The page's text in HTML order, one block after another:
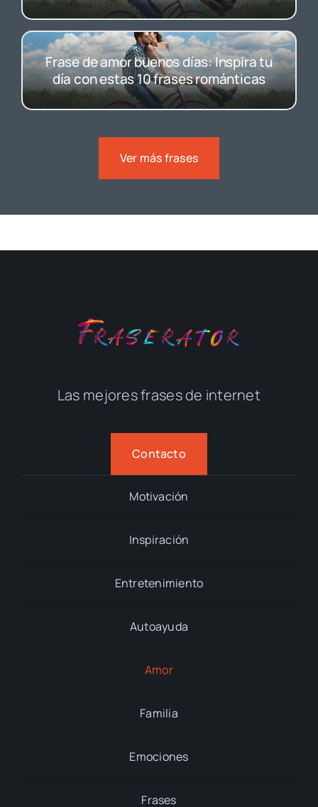
Frase de amor buenos días: Inspira tu
día con estas 10 frases románticas
Ver más frases
Las mejores frases de internet
Contacto
Motivación
Inspiración
Entretenimiento
Autoayuda
Amor
Familia
Emociones
Frases